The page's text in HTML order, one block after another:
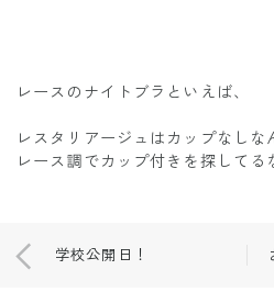
レースのナイトブラといえば、
レスタリアージュはカップなしな
レース調でカップ付きを探して
学校公開日！